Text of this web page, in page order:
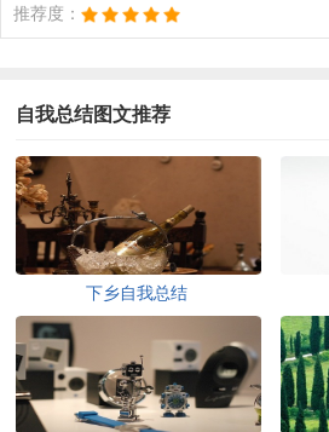
推荐度：
自我总结图文推荐
下乡自我总结